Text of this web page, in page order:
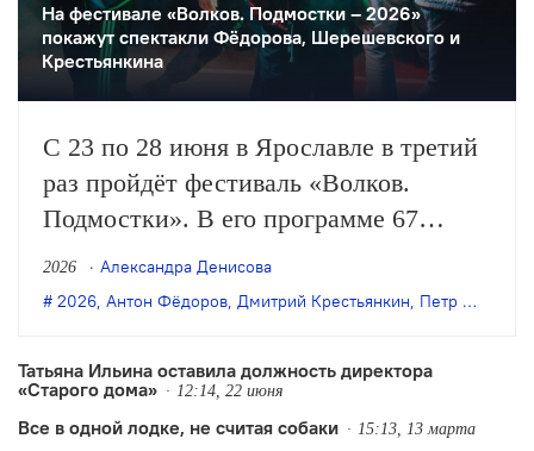
На фестивале «Волков. Подмостки – 2026»
покажут спектакли Фёдорова, Шерешевского и
Крестьянкина
С 23 по 28 июня в Ярославле в третий
раз пройдёт фестиваль «Волков.
Подмостки». В его программе 67
культурных событий, которые пройдут
на 25 площадках, как на сценах
пространствах. Среди них – спектакли
Антона…
2026
Александра Денисова
2026, Антон Фёдоров, Дмитрий Крестьянкин, Петр Шерешевский
Татьяна Ильина оставила должность директора
«Старого дома»
12:14, 22 июня
Все в одной лодке, не считая собаки 15:13, 13 марта